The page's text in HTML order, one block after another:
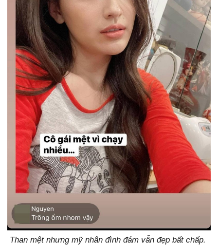
Than mệt nhưng mỹ nhân đình đám vẫn đẹp bất chấp.